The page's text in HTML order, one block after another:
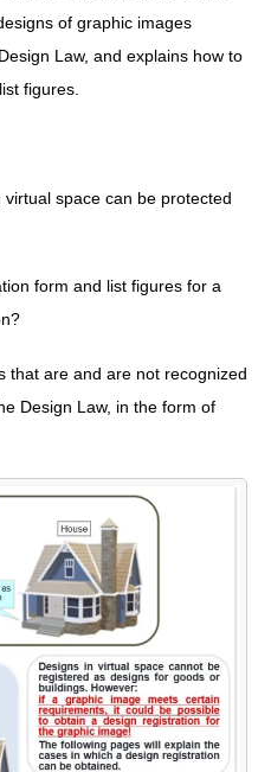
of graphic images
Law, and explains how to
figures.
space can be protected
form and list figures for a
that are and are not recognized
Design Law, in the form of